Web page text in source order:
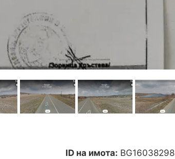
ID на имота: BG16038298